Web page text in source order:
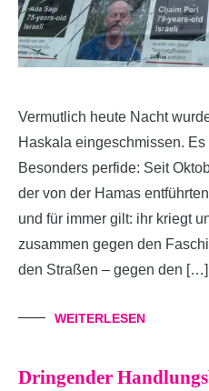
Vermutlich heute Nacht
Haskala eingeschmissen.
Besonders perfide: Seit
der von der Hamas
und für immer gilt: ihr kriegt
zusammen gegen den
den Straßen – gegen den […]
WEITERLESEN
Dringender